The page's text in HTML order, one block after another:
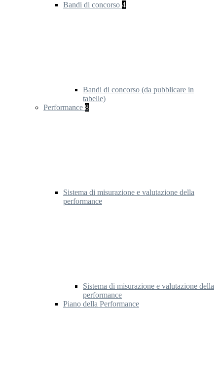
Bandi di concorso 4
Bandi di concorso (da pubblicare in
tabelle)
Performance 8
Sistema di misurazione e valutazione della
performance
Sistema di misurazione e valutazione della
performance
Piano della Performance